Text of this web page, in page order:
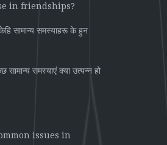
in friendships?
सामान्य समस्याहरू के हुन
सामान्य समस्याएं क्या उत्पन्न हो
issues in